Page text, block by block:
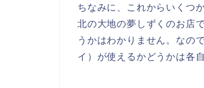
ちなみに、これからいくつ
北の大地の夢しずくのお店
うかはわかりません。なの
イ）が使えるかどうかは各